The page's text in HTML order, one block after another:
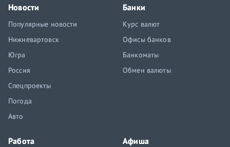
Новости
Популярные новости
Нижневартовск
Югра
Россия
Спецпроекты
Погода
Авто
Банки
Курс валют
Офисы банков
Банкоматы
Обмен валюты
Работа Афиша